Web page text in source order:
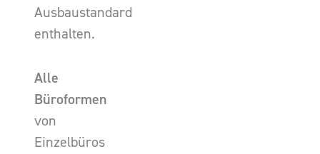
Ausbaustandard
enthalten.
Alle
Büroformen
von
Einzelbüros